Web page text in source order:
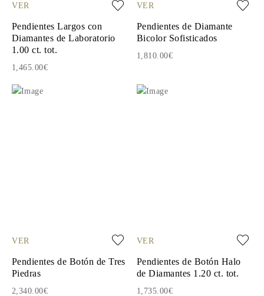
VER
Pendientes Largos con
Diamantes de Laboratorio
1.00 ct. tot.
1,465.00€
VER
Pendientes de Diamante
Bicolor Sofisticados
1,810.00€
VER
Pendientes de Botón de Tres
Piedras
2,340.00€
VER
Pendientes de Botón Halo
de Diamantes 1.20 ct. tot.
1,735.00€